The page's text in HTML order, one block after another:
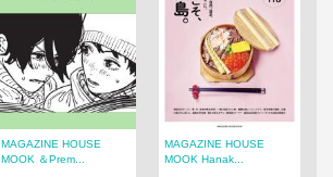
MAGAZINE HOUSE
MOOK ＆Prem...
MAGAZINE HOUSE
MOOK Hanak...